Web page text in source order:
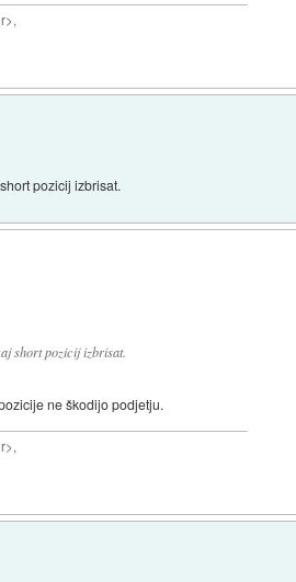
pozicij izbrisat.
short pozicij izbrisat.
ne škodijo podjetju.